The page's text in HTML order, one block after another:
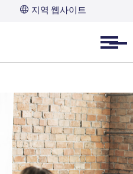
지역 웹사이트
Open menu